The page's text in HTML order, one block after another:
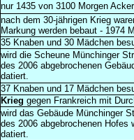
nur 1435 von 3100 Morgen
nach dem 30-jährigen Krieg
Markung werden bebaut - 1974
35Knaben und 30 Mädchen
wird die Scheune Münchinger
des 2006 abgebrochenen
datiert.
37Knaben und 17 Mädchen
Krieg gegen Frankreich mit
wird das Gebäude Münchinger
des 2006 abgebrochenen
datiert.